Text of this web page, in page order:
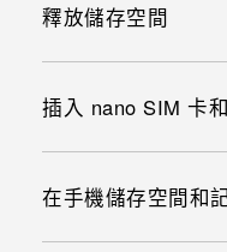
釋放儲存空間
插入 nano SIM 卡
在手機儲存空間和